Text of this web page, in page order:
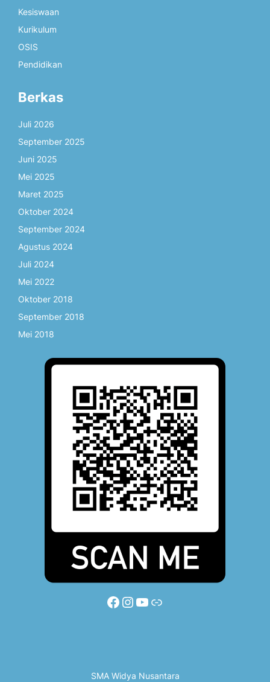
Kesiswaan
Kurikulum
OSIS
Pendidikan
Berkas
Juli 2026
September 2025
Juni 2025
Mei 2025
Maret 2025
Oktober 2024
September 2024
Agustus 2024
Juli 2024
Mei 2022
Oktober 2018
September 2018
Mei 2018
Facebook
Instagram
YouTube
Link
SMA Widya Nusantara